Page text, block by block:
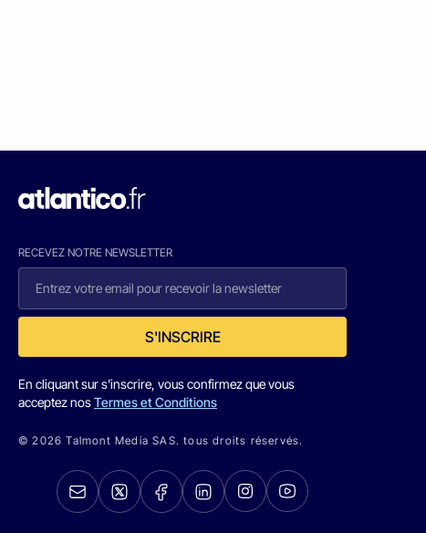
RECEVEZ NOTRE NEWSLETTER
S'INSCRIRE
En cliquant sur s'inscrire, vous confirmez que vous
acceptez nosTermes et Conditions
© 2026 Talmont Media SAS. tous droits réservés.